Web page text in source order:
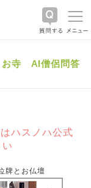
お寺 AI僧侶問答
ハスノハ公式
牌とお仏壇